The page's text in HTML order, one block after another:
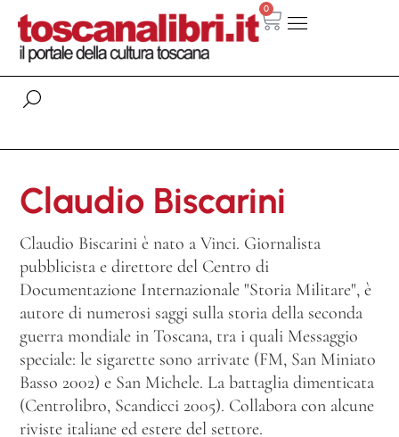
0
Claudio Biscarini
Claudio Biscarini è nato a Vinci. Giornalista
pubblicista e direttore del Centro di
Documentazione Internazionale "Storia Militare", è
autore di numerosi saggi sulla storia della seconda
guerra mondiale in Toscana, tra i quali Messaggio
speciale: le sigarette sono arrivate (FM, San Miniato
Basso 2002) e San Michele. La battaglia dimenticata
(Centrolibro, Scandicci 2005). Collabora con alcune
riviste italiane ed estere del settore.